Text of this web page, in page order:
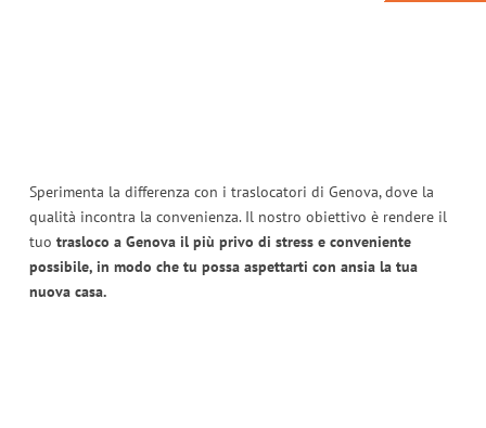
Sperimenta la differenza con i traslocatori di Genova, dove la
qualità incontra la convenienza. Il nostro obiettivo è rendere il
tuo trasloco a Genova il più privo di stress e conveniente
possibile, in modo che tu possa aspettarti con ansia la tua
nuova casa.